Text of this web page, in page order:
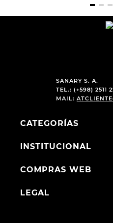
SANARY S. A.
TEL.: (+598) 2511
MAIL:
CATEGORÍAS
INSTITUCIONAL
COMPRAS WEB
LEGAL